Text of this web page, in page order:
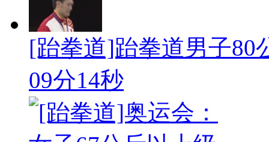
[跆拳道]跆拳道男子80
09分14秒